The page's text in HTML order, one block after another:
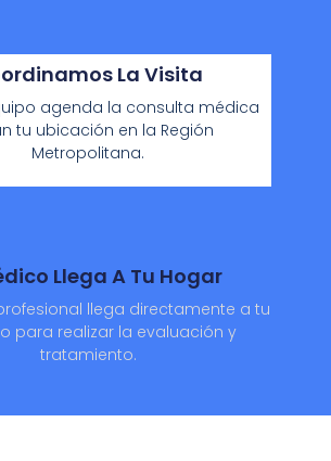
La Visita
agenda la consulta médica
tu ubicación en la Región
Metropolitana.
Llega A Tu Hogar
llega directamente a tu
para realizar la evaluación y
tratamiento.